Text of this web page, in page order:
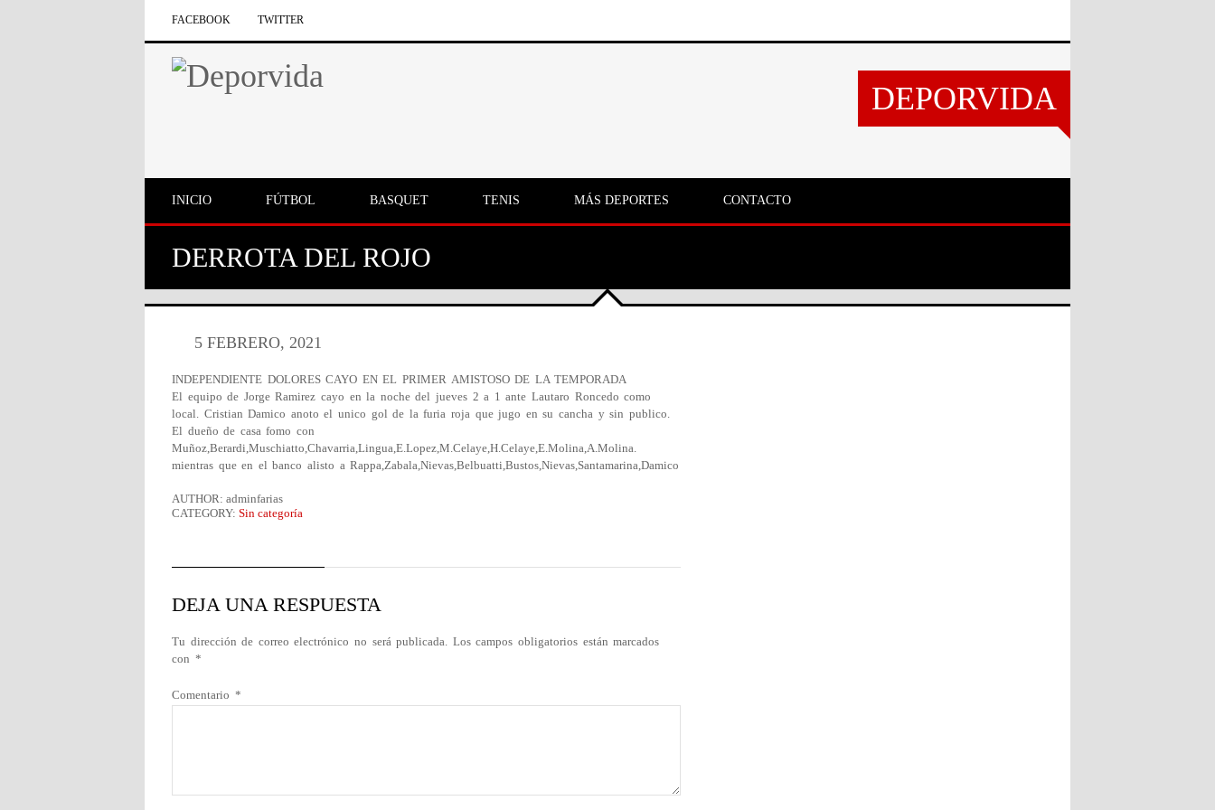
FACEBOOK TWITTER
DEPORVIDA
INICIO FÚTBOL BASQUET TENIS MÁS DEPORTES CONTACTO
DERROTA DEL ROJO
5 FEBRERO, 2021
INDEPENDIENTE DOLORES CAYO EN EL PRIMER AMISTOSO DE LA TEMPORADA
El equipo de Jorge Ramirez cayo en la noche del jueves 2 a 1 ante Lautaro Roncedo como
local. Cristian Damico anoto el unico gol de la furia roja que jugo en su cancha y sin publico.
El dueño de casa fomo con
Muñoz,Berardi,Muschiatto,Chavarria,Lingua,E.Lopez,M.Celaye,H.Celaye,E.Molina,A.Molina.
mientras que en el banco alisto a Rappa,Zabala,Nievas,Belbuatti,Bustos,Nievas,Santamarina,Damico
AUTHOR: adminfarias
CATEGORY: Sin categoría
DEJA UNA RESPUESTA
Tu dirección de correo electrónico no será publicada. Los campos obligatorios están marcados
con *
Comentario *